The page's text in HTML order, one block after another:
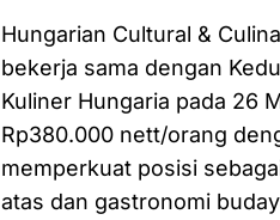
Hungarian Cultural &
bekerja sama dengan
Kuliner Hungaria pada 26
Rp380.000 nett/orang
memperkuat posisi
atas dan gastronomi